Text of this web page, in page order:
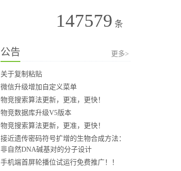
147579 条
公告 更多>
关于复制粘贴
微信升级增加自定义菜单
物竞搜索算法更新，更准，更快！
物竞数据库升级V5版本
物竞搜索算法更新，更准，更快！
接近遗传密码符号扩增的生物合成方法：
非自然DNA碱基对的分子设计
手机端首屏轮播位试运行免费推广！！